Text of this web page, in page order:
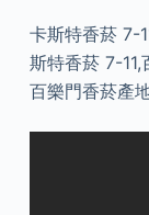
卡斯特香菸 7-
斯特香菸 7-
百樂門香菸產地